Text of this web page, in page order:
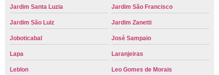
Jardim Santa Luzia Jardim São Francisco
Jardim São Luiz Jardim Zanetti
Joboticabal José Sampaio
Lapa Laranjeiras
Leblon Leo Gomes de Morais